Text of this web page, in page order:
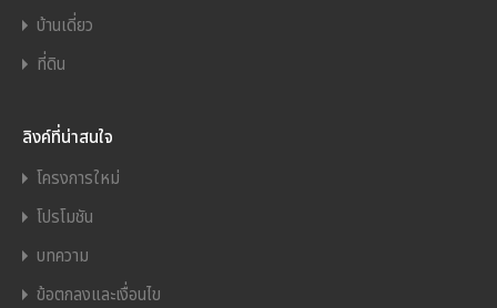
บ้านเดี่ยว
ที่ดิน
ลิงค์ที่น่าสนใจ
โครงการใหม่
โปรโมชัน
บทความ
ข้อตกลงและเงื่อนไข